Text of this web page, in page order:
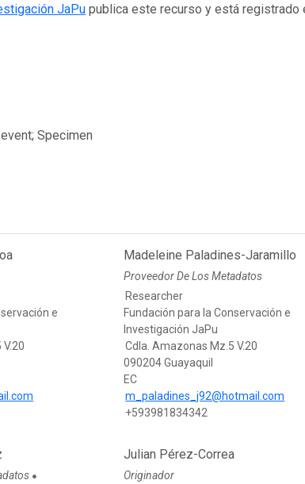
JaPu publica este recurso y está registrado
Specimen
e
Madeleine Paladines-Jaramillo
Proveedor De Los Metadatos
Researcher
Fundación para la Conservación e
Investigación JaPu
Cdla. Amazonas Mz.5 V.20
090204 Guayaquil
EC
m_paladines_j92@hotmail.com
+593981834342
●
Julian Pérez-Correa
Originador